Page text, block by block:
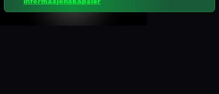
informasjonskapsler